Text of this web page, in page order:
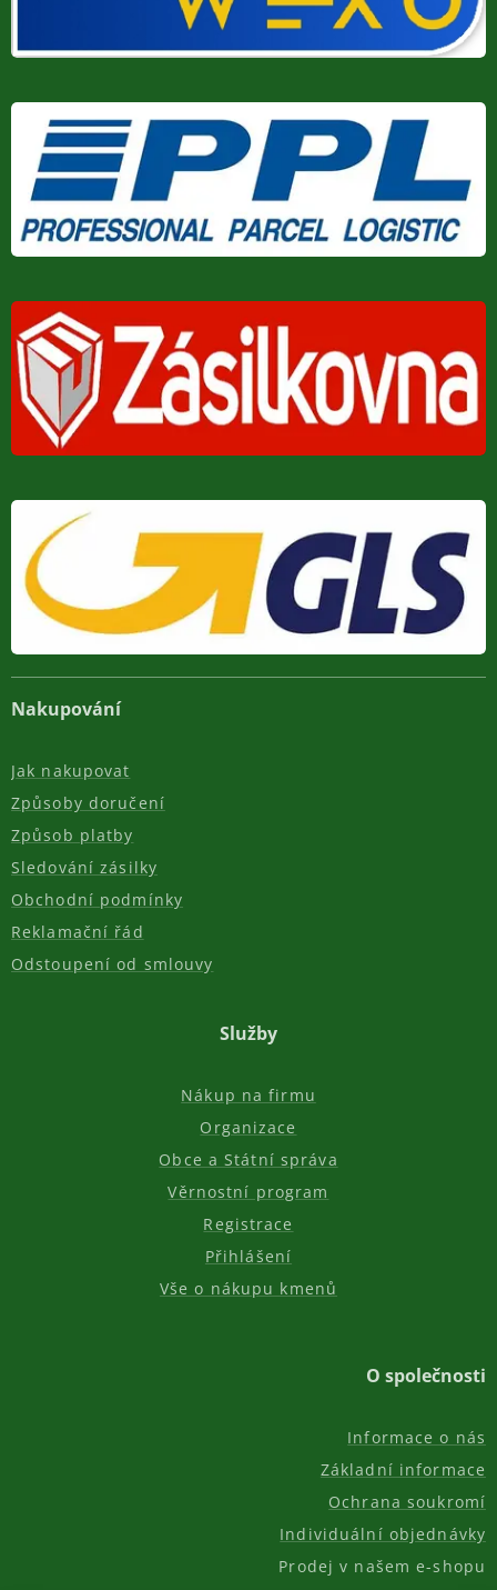
Nakupování
Jak nakupovat
Způsoby doručení
Způsob platby
Sledování zásilky
Obchodní podmínky
Reklamační řád
Odstoupení od smlouvy
Služby
Nákup na firmu
Organizace
Obce a Státní správa
Věrnostní program
Registrace
Přihlášení
Vše o nákupu kmenů
O společnosti
Informace o nás
Základní informace
Ochrana soukromí
Individuální objednávky
Prodej v našem e-shopu